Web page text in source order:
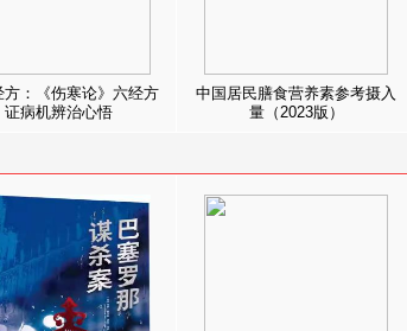
方：《伤寒论》六经方
证病机辨治心悟
中国居民膳食营养素参考摄入
量（2023版）